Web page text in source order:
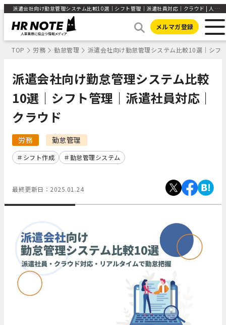
派遣会社向け勤怠管理システム比較10選｜シフト管理｜派遣社員対応｜クラウド | 人事部から企業成長を応援するメディアHR NOTE
メルマガ登録
TOP 労務 勤怠管理 派遣会社向け勤怠管理システム比較10選｜シフ
派遣会社向け勤怠管理システム比較
10選｜シフト管理｜派遣社員対応｜
クラウド
労務 勤怠管理
シフト作成 勤怠管理システム
最終更新日： 2025.01.24